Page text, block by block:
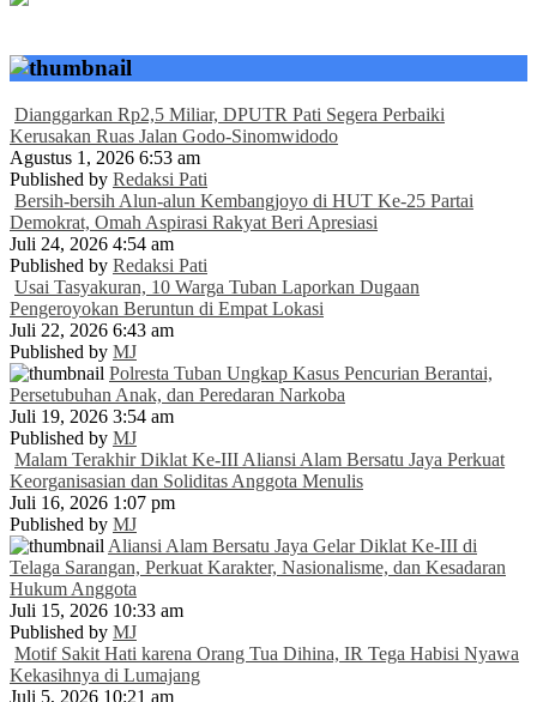
Dianggarkan Rp2,5 Miliar, DPUTR Pati Segera Perbaiki
Kerusakan Ruas Jalan Godo-Sinomwidodo
Agustus 1, 2026 6:53 am
Published by Redaksi Pati
Bersih-bersih Alun-alun Kembangjoyo di HUT Ke-25 Partai
Demokrat, Omah Aspirasi Rakyat Beri Apresiasi
Juli 24, 2026 4:54 am
Published by Redaksi Pati
Usai Tasyakuran, 10 Warga Tuban Laporkan Dugaan
Pengeroyokan Beruntun di Empat Lokasi
Juli 22, 2026 6:43 am
Published by MJ
Polresta Tuban Ungkap Kasus Pencurian Berantai,
Persetubuhan Anak, dan Peredaran Narkoba
Juli 19, 2026 3:54 am
Published by MJ
Malam Terakhir Diklat Ke-III Aliansi Alam Bersatu Jaya Perkuat
Keorganisasian dan Soliditas Anggota Menulis
Juli 16, 2026 1:07 pm
Published by MJ
Aliansi Alam Bersatu Jaya Gelar Diklat Ke-III di
Telaga Sarangan, Perkuat Karakter, Nasionalisme, dan Kesadaran
Hukum Anggota
Juli 15, 2026 10:33 am
Published by MJ
Motif Sakit Hati karena Orang Tua Dihina, IR Tega Habisi Nyawa
Kekasihnya di Lumajang
Juli 5, 2026 10:21 am